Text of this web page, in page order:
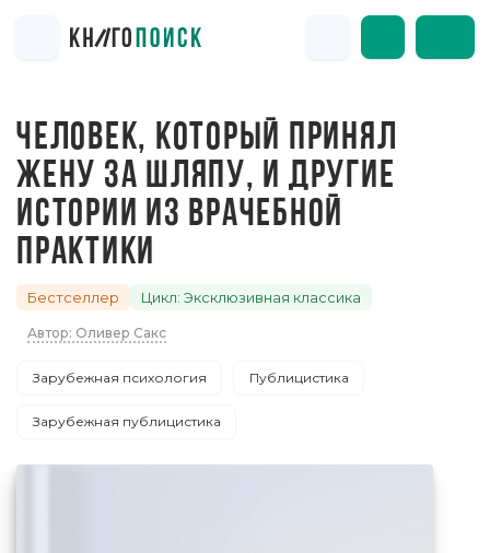
ЧЕЛОВЕК, КОТОРЫЙ ПРИНЯЛ
ЖЕНУ ЗА ШЛЯПУ, И ДРУГИЕ
ИСТОРИИ ИЗ ВРАЧЕБНОЙ
ПРАКТИКИ
Бестселлер Цикл: Эксклюзивная классика
Автор: Оливер Сакс
Зарубежная психология Публицистика
Зарубежная публицистика